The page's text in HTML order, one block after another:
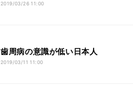
2019/03/26 11:00
歯周病の意識が低い日本人
2019/03/11 11:00